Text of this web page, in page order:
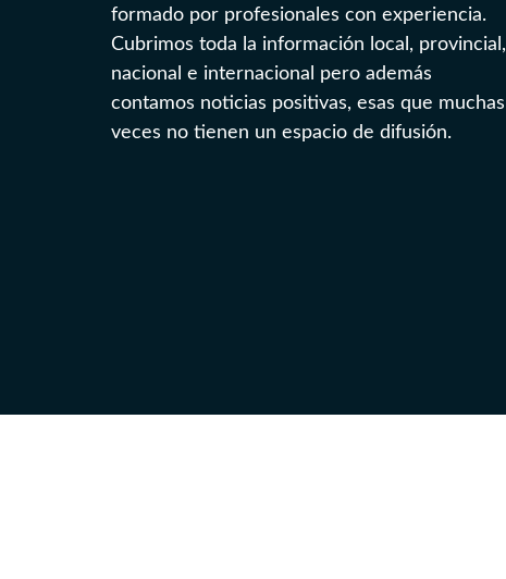
formado por profesionales con experiencia.
Cubrimos toda la información local, provincial,
nacional e internacional pero además
contamos noticias positivas, esas que muchas
veces no tienen un espacio de difusión.